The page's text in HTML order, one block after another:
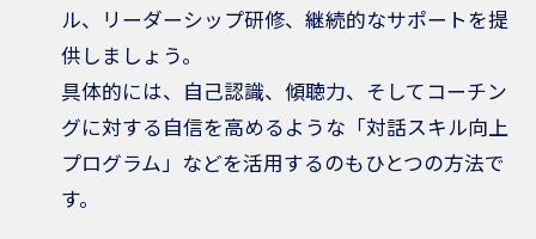
ル、リーダーシップ研修、継続的なサポートを提
供しましょう。
具体的には、自己認識、傾聴力、そしてコーチン
グに対する自信を高めるような「対話スキル向上
プログラム」などを活用するのもひとつの方法で
す。